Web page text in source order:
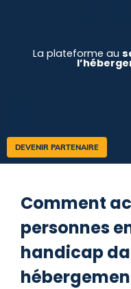
La plateforme au
DEVENIR PARTENAIRE
Comment
personnes
handicap